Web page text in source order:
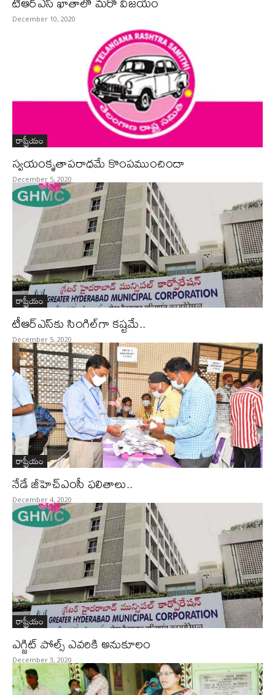
December 10, 2020
రాష్ట్రీయం
స్వయంకృతాపరాధమే కొంపముంచిందా
December 5, 2020
రాష్ట్రీయం
టీఆర్‌ఎస్‌కు సింగిల్‌గా కష్టమే..
December 5, 2020
రాష్ట్రీయం
నేడే జీహెచ్‌ఎంసీ ఫలితాలు‌..
December 4, 2020
రాష్ట్రీయం
ఎగ్జిట్ పోల్స్ ఎవరికి అనుకూలం
December 3, 2020